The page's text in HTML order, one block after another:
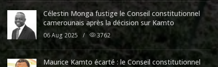
Célestin Monga fustige le Conseil constitutionnel
camerounais après la décision sur Kamto
06 Aug 2025 / 3762
Maurice Kamto écarté : le Conseil constitutionnel